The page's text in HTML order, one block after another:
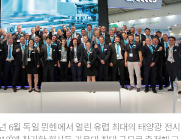
6월 독일 뮌헨에서 열린 유럽 최대의 태양광 전시